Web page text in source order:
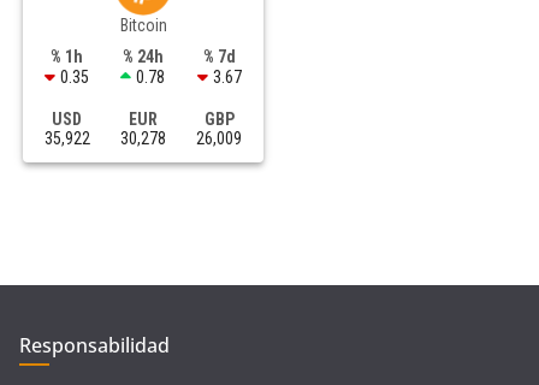
Bitcoin
% 1h
0.35
% 24h
0.78
% 7d
3.67
USD
35,922
EUR
30,278
GBP
26,009
Responsabilidad